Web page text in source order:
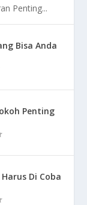
Penting...
Bisa Anda
Penting
Di Coba